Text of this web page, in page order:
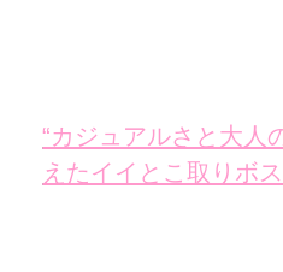
“カジュアルさと大人
えたイイとこ取りボ